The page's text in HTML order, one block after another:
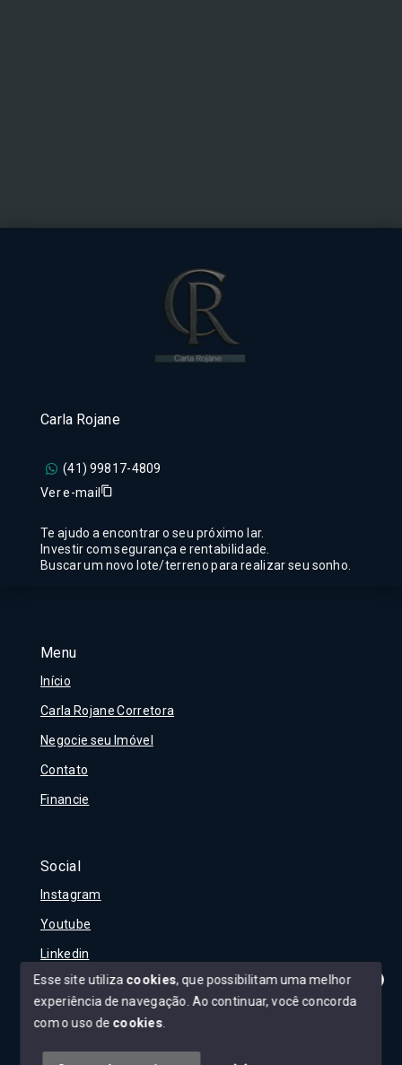
Olá! Tudo bem?
Menu
Início
Carla Rojane Corretora
Negocie seu Imóvel
Contato
Financie
Social
Instagram
Youtube
Linkedin
© Copyright 2026 - Carla Rojane - Todos os direitos
Carla Rojane
(41) 99817-4809
Ver e-mail
Te ajudo a encontrar o seu próximo lar.
Investir com segurança e rentabilidade.
Buscar um novo lote/terreno para realizar seu sonho.
Esse site utiliza cookies, que possibilitam uma melhor
experiência de navegação. Ao continuar, você concorda
com o uso de cookies